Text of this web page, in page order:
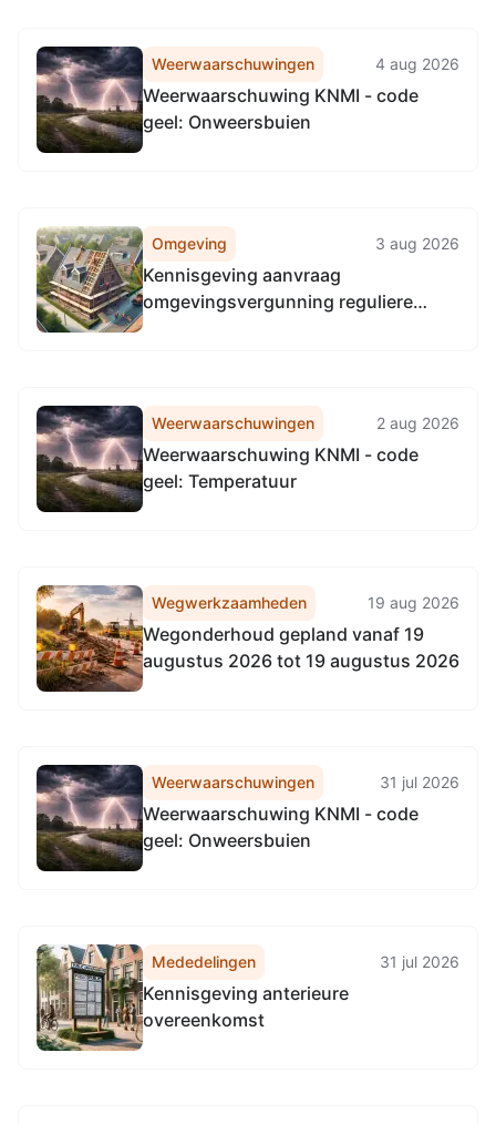
Weerwaarschuwingen 4 aug 2026
Weerwaarschuwing KNMI - code
geel: Onweersbuien
Omgeving 3 aug 2026
Kennisgeving aanvraag
omgevingsvergunning reguliere
Weerwaarschuwingen 2 aug 2026
Weerwaarschuwing KNMI - code
geel: Temperatuur
Wegwerkzaamheden 19 aug 2026
Wegonderhoud gepland vanaf 19
augustus 2026 tot 19 augustus 2026
Weerwaarschuwingen 31 jul 2026
Weerwaarschuwing KNMI - code
geel: Onweersbuien
Mededelingen 31 jul 2026
Kennisgeving anterieure
overeenkomst